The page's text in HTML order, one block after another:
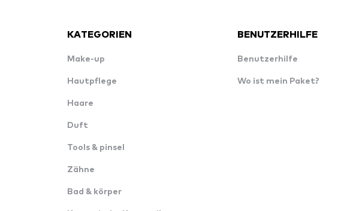
KATEGORIEN
Make-up
Hautpflege
Haare
Duft
Tools & pinsel
Zähne
Bad & körper
BENUTZERHILFE
Benutzerhilfe
Wo ist mein Paket?